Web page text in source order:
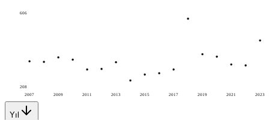
2007 2009 2011 2013 2015 2017 2019 2021 2023
606
208
Yıl